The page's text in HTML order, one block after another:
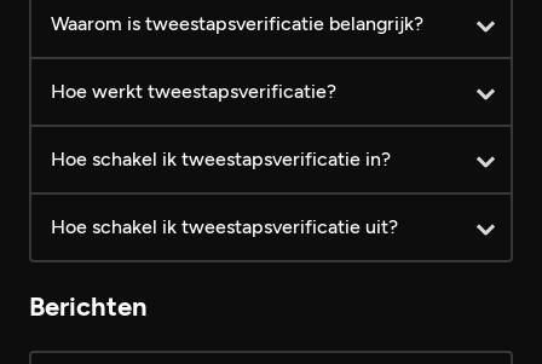
Prijs (inclusief BTW) Gratis
24,99
Waarom is tweestapsverificatie belangrijk?
Hoe werkt tweestapsverificatie?
Android iOS Android
iOS
Hoe schakel ik tweestapsverificatie in?
Hoe schakel ik tweestapsverificatie uit?
Berichten